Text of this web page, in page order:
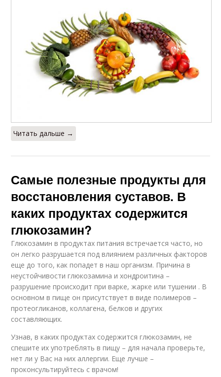
Читать дальше →
Самые полезные продукты для
восстановления суставов. В
каких продуктах содержится
глюкозамин?
Глюкозамин в продуктах питания встречается часто, но
он легко разрушается под влиянием различных факторов
еще до того, как попадет в наш организм. Причина в
неустойчивости глюкозамина и хондроитина –
разрушение происходит при варке, жарке или тушении . В
основном в пище он присутствует в виде полимеров –
протеогликанов, коллагена, белков и других
составляющих.
Узнав, в каких продуктах содержится глюкозамин, не
спешите их употреблять в пищу – для начала проверьте,
нет ли у Вас на них аллергии. Еще лучше –
проконсультируйтесь с врачом!